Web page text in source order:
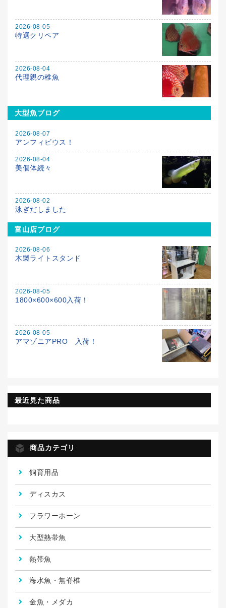
2026-08-05
特選クリペア
2026-08-04
代理親の稚魚
大型魚ブログ
2026-08-07
アンフィビウス！
2026-08-04
美個体続々
2026-08-02
泳ぎだしました
富山店ブログ
2026-08-06
木製ライトスタンド
2026-08-05
1800×600×600入荷！
2026-08-05
アマゾニアPRO 入荷！
最近見た商品
商品カテゴリ
飼育用品
ディスカス
フラワーホーン
大型熱帯魚
熱帯魚
海水魚・無脊椎
金魚・メダカ